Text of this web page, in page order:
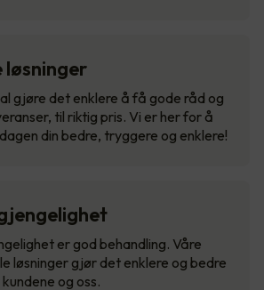
løsninger
gjøre det enklere å få gode råd og
til riktig pris. Vi er her for å
din bedre, tryggere og enklere!
er god behandling. Våre
løsninger gjør det enklere og bedre
og oss.